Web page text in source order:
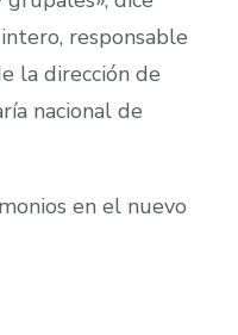
responsable
la dirección de
nacional de
en el nuevo